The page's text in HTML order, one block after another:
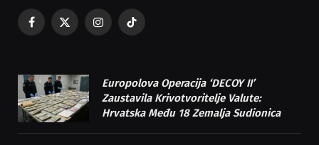
Facebook
X
InstagramTikTok
Europolova Operacija ‘DECOY II’
Zaustavila Krivotvoritelje Valute:
Hrvatska Među 18 Zemalja Sudionica